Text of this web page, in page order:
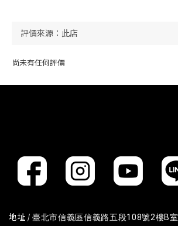
尚未有任何評價
地址 / 臺北市信義區信義路五段108號2樓B室